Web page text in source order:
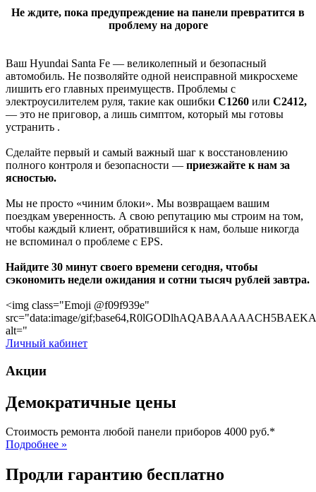
Не ждите, пока предупреждение на панели превратится в
проблему на дороге
Ваш Hyundai Santa Fe — великолепный и безопасный
автомобиль. Не позволяйте одной неисправной микросхеме
лишить его главных преимуществ. Проблемы с
электроусилителем руля, такие как ошибки C1260 или C2412,
— это не приговор, а лишь симптом, который мы готовы
устранить .
Сделайте первый и самый важный шаг к восстановлению
полного контроля и безопасности — приезжайте к нам за
ясностью.
Мы не просто «чиним блоки». Мы возвращаем вашим
поездкам уверенность. А свою репутацию мы строим на том,
чтобы каждый клиент, обратившийся к нам, больше никогда
не вспоминал о проблеме с EPS.
Найдите 30 минут своего времени сегодня, чтобы
сэкономить недели ожидания и сотни тысяч рублей завтра.
<img class="Emoji @f09f939e"
src="data:image/
alt="
Личный кабинет
Акции
Демократичные цены
Стоимость ремонта любой панели приборов 4000 руб.*
Подробнее »
Продли гарантию бесплатно